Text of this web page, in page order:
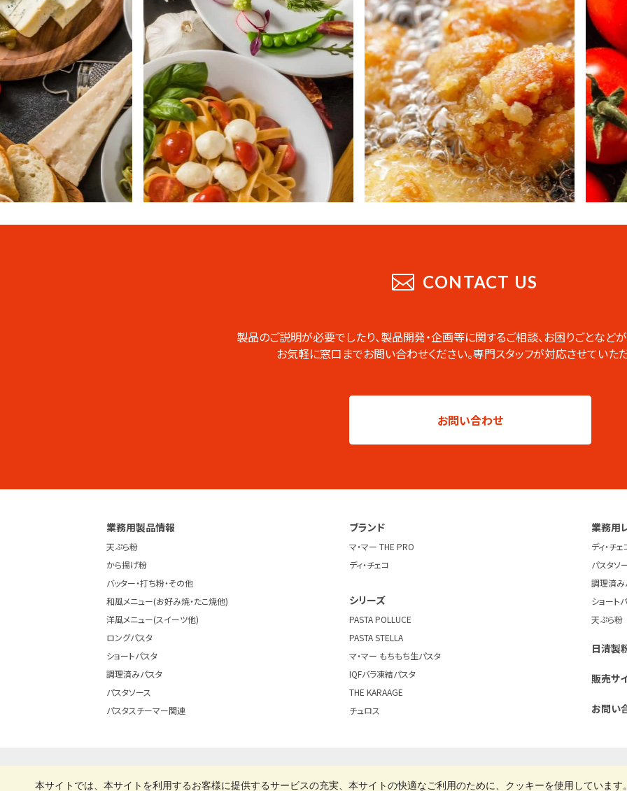
パンフレットは専用
ページでご覧くださ
パンフレット
はこちらから
CONTACT US
製品のご説明が必要でしたり、製品開発・企画等に関するご相談、お困りごとなど
お気軽に窓口までお問い合わせください。専門スタッフが対応させていた
お問い合わせ
業務用製品情報
天ぷら粉
から揚げ粉
バッター・打ち粉・その他
和風メニュー(お好み焼・たこ焼他)
洋風メニュー(スイーツ他)
ロングパスタ
ショートパスタ
調理済みパスタ
パスタソース
パスタスチーマー関連
ブランド
マ・マー THE PRO
ディ・チェコ
シリーズ
PASTA POLLUCE
PASTA STELLA
マ・マー もちもち生パスタ
IQFバラ凍結パスタ
THE KARAAGE
チュロス
業務用
ディ・チェ
パスタソ
調理済み
ショート
天ぷら粉
日清製
販売サ
お問い
企業情報 プライバシーポリシー ご利用規約 クッキーポリシー クッキー詳細設定 日清製粉業務用
本サイトでは、本サイトを利用するお客様に提供するサービスの充実、本サイトの快適なご利用のために、クッキーを使用していま